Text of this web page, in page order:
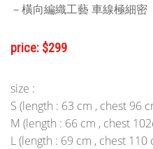
－橫向編織工藝 車線極細密
price: $299
size :
S (length : 63 cm , chest 96
M (length : 66 cm , chest
L (length : 69 cm , chest 110